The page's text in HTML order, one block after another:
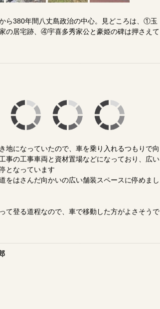
ら380年間八丈島政治の中心。見どころは、①玉
居宅跡、④宇喜多秀家公と豪姫の碑は押さえて
地になっていたので、車を乗り入れるつもりで向
事の工事車両と資材置場などになっており、広い
となっています
をはさんだ向かいの広い舗装スペースに停めまし
登る道程なので、車で移動した方がよさそうで